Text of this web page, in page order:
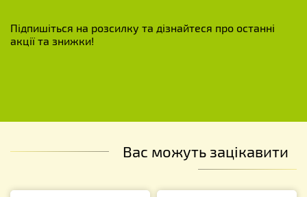
Підпишіться на розсилку та дізнайтеся про останні
акції та знижки!
Вас можуть зацікавити